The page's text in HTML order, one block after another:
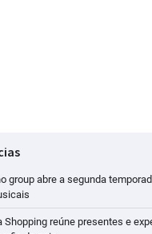
group abre a segunda
Shopping reúne presentes e